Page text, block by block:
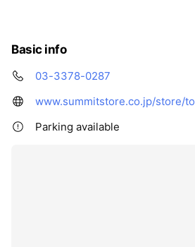
Basic info
03-3378-0287
Parking available